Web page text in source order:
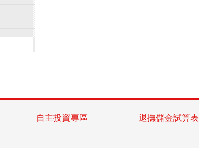
自主投資專區 退撫儲金試算表